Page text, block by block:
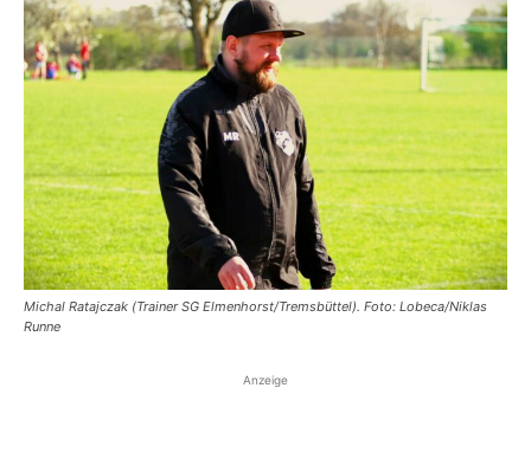
Michal Ratajczak (Trainer SG Elmenhorst/Tremsbüttel). Foto: Lobeca/Niklas
Runne
Anzeige